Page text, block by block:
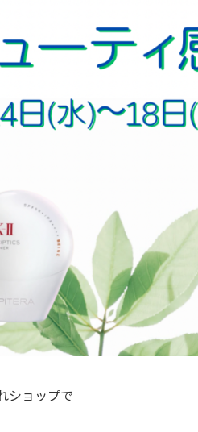
ショップで